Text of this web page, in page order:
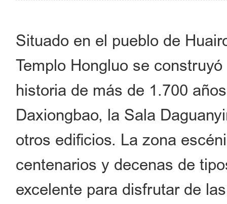
Situado en el pueblo de
Templo Hongluo se
historia de más de 1.700
Daxiongbao, la Sala
otros edificios. La zona
centenarios y decenas de
excelente para disfrutar de